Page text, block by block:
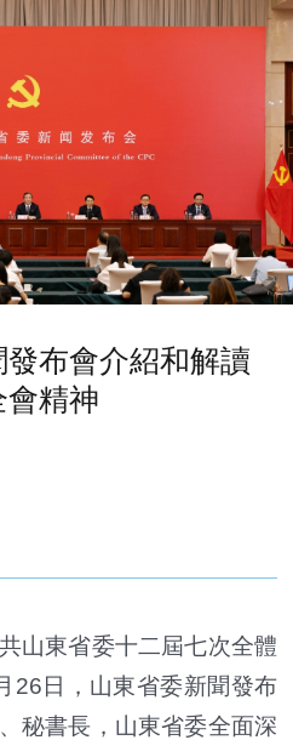
布會介紹和解讀
會精神
山東省委十二屆七次全體
26日，山東省委新聞發布
秘書長，山東省委全面深